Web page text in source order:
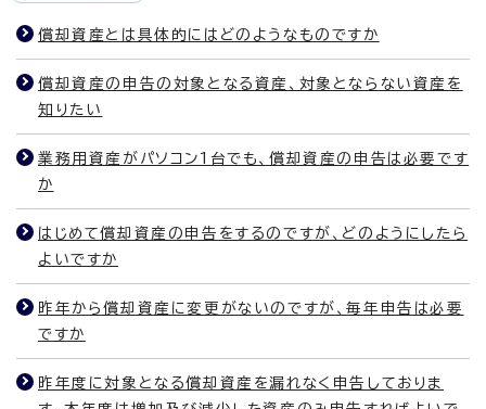
償却資産とは具体的にはどのようなものですか
償却資産の申告の対象となる資産、対象とならない資産を
知りたい
業務用資産がパソコン1台でも、償却資産の申告は必要です
か
はじめて償却資産の申告をするのですが、どのようにしたら
よいですか
昨年から償却資産に変更がないのですが、毎年申告は必要
ですか
昨年度に対象となる償却資産を漏れなく申告しておりま